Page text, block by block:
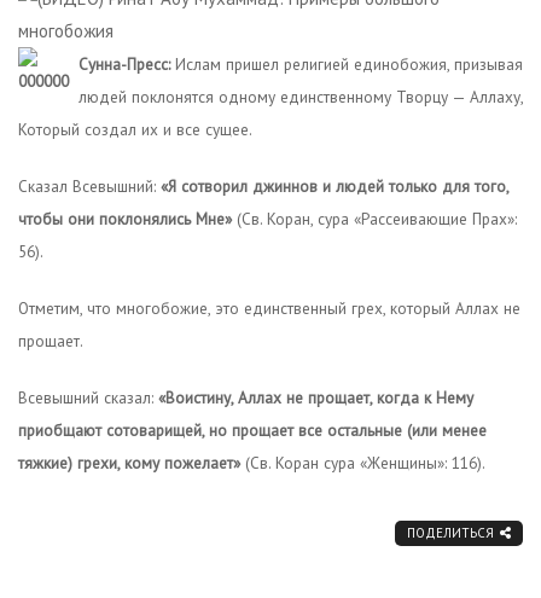
Сунна-Пресс:Ислам пришел религией единобожия, призывая
людей поклонятся одному единственному Творцу — Аллаху,
Который создал их и все сущее.
Сказал Всевышний: «Я сотворил джиннов и людей только для того,
чтобы они поклонялись Мне»(Св. Коран, сура «Рассеивающие Прах»:
56).
Отметим, что многобожие, это единственный грех, который Аллах не
прощает.
Всевышний сказал: «Воистину, Аллах не прощает, когда к Нему
приобщают сотоварищей, но прощает все остальные (или менее
тяжкие) грехи, кому пожелает»(Св. Коран сура «Женщины»: 116).
ПОДЕЛИТЬСЯ